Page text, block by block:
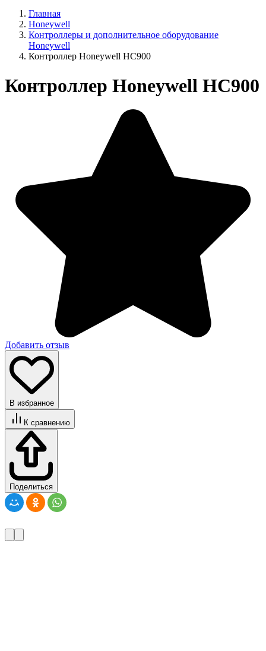
Главная
Honeywell
Контроллеры и дополнительное оборудование
Honeywell
Контроллер Honeywell HC900
Контроллер Honeywell HC900
Добавить отзыв
В избранное
К сравнению
Поделиться